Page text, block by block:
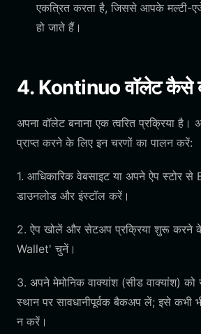
एकत्रित करता है, जिससे आपके मल्टी-
हो जाते हैं।
4. Kontinuo वॉलेट कैसे
अपना वॉलेट बनाना एक त्वरित प्रक्रिया
प्राप्त करने के लिए इन चरणों का पालन करें:
1. आधिकारिक वेबसाइट या अपने ऐप स्टोर
डाउनलोड और इंस्टॉल करें।
2. ऐप खोलें और सेटअप प्रक्रिया शुरू करने
Wallet' चुनें।
3. अपने मेमोनिक वाक्यांश (सीड वाक्यांश)
स्थान पर सावधानीपूर्वक बैकअप लें; इसे कभी
न करें।